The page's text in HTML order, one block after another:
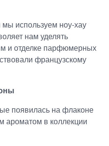
мы используем ноу-хау
нам уделять
и отделке парфюмерных
французскому
появилась на флаконе
ароматом в коллекции